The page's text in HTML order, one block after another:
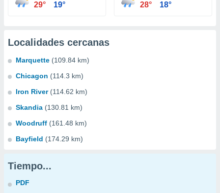
29° 19° 28° 18°
Localidades cercanas
Marquette (109.84 km)
Chicagon (114.3 km)
Iron River (114.62 km)
Skandia (130.81 km)
Woodruff (161.48 km)
Bayfield (174.29 km)
Tiempo...
PDF